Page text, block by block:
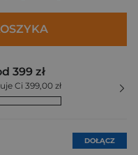
399 zł
Ci 399,00 zł
DOŁĄCZ